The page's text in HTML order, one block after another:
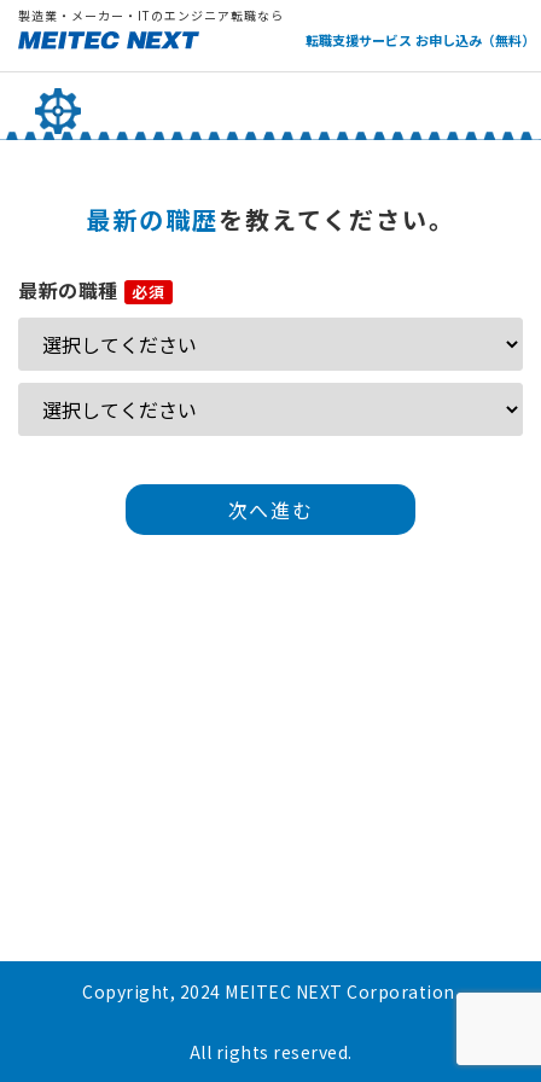
製造業・メーカー・ITのエンジニア転職なら
転職支援サービス お申し込み（無料）
最新の職歴を教えてください。
最新の職種
次へ進む
Copyright, 2024 MEITEC NEXT Corporation.
All rights reserved.